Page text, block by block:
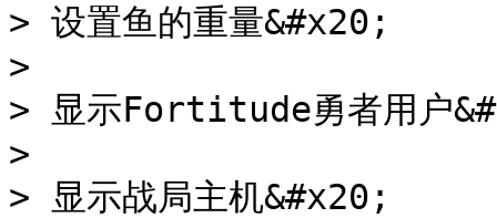
> 设置鱼的重量&#x20;
>
> 显示Fortitude勇者用户
>
> 显示战局主机&#x20;